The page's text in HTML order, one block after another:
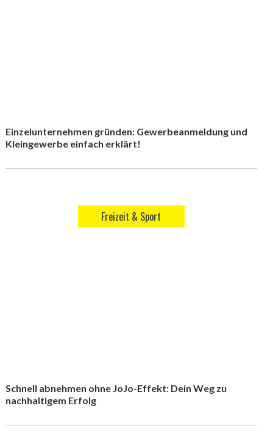
Einzelunternehmen gründen: Gewerbeanmeldung und
Kleingewerbe einfach erklärt!
Freizeit & Sport
Schnell abnehmen ohne JoJo-Effekt: Dein Weg zu
nachhaltigem Erfolg